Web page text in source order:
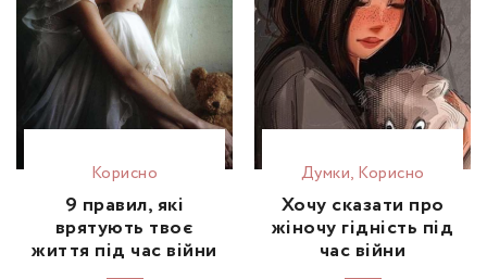
Корисно
9 правил, які
врятують твоє
життя під час війни
Думки, Корисно
Хочу сказати про
жіночу гідність під
час війни